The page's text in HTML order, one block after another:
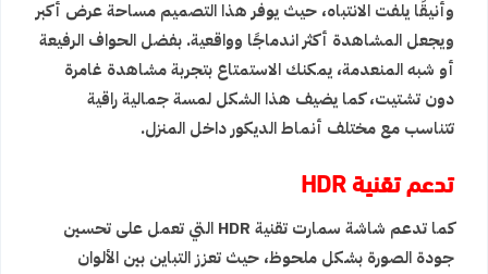
وأنيقًا يلفت الانتباه، حيث يوفر هذا التصميم مساحة عرض أكبر
ويجعل المشاهدة أكثر اندماجًا وواقعية. بفضل الحواف الرفيعة
أو شبه المنعدمة، يمكنك الاستمتاع بتجربة مشاهدة غامرة
دون تشتيت، كما يضيف هذا الشكل لمسة جمالية راقية
تتناسب مع مختلف أنماط الديكور داخل المنزل.
تدعم تقنية HDR
كما تدعم شاشة سمارت تقنية HDR التي تعمل على تحسين
جودة الصورة بشكل ملحوظ، حيث تعزز التباين بين الألوان